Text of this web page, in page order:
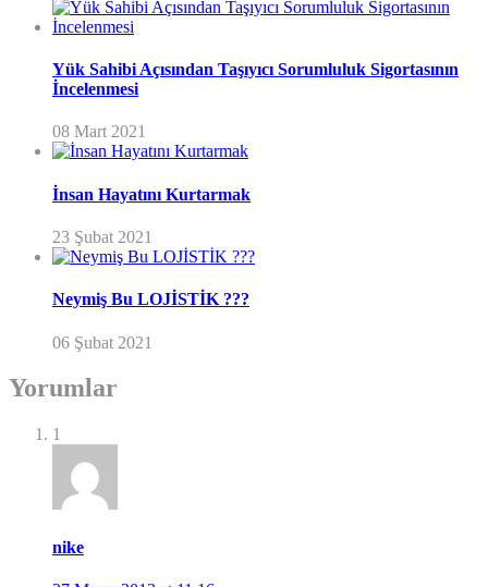
Yük Sahibi Açısından Taşıyıcı Sorumluluk Sigortasının
İncelenmesi
08 Mart 2021
İnsan Hayatını Kurtarmak
23 Şubat 2021
Neymiş Bu LOJİSTİK ???
06 Şubat 2021
Yorumlar
1
nike